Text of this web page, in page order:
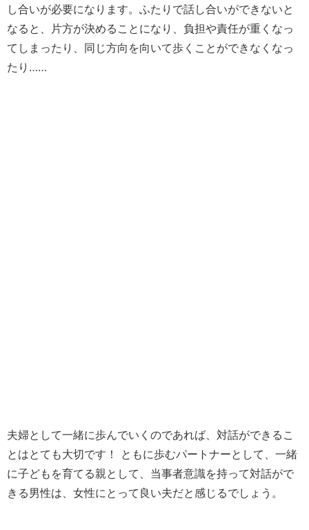
し合いが必要になります。ふたりで話し合いができないと
なると、片方が決めることになり、負担や責任が重くなっ
てしまったり、同じ方向を向いて歩くことができなくなっ
たり……
夫婦として一緒に歩んでいくのであれば、対話ができるこ
とはとても大切です！ ともに歩むパートナーとして、一緒
に子どもを育てる親として、当事者意識を持って対話がで
きる男性は、女性にとって良い夫だと感じるでしょう。